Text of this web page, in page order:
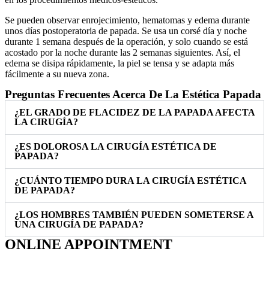
Se pueden observar enrojecimiento, hematomas y edema durante
unos días postoperatoria de papada. Se usa un corsé día y noche
durante 1 semana después de la operación, y solo cuando se está
acostado por la noche durante las 2 semanas siguientes. Así, el
edema se disipa rápidamente, la piel se tensa y se adapta más
fácilmente a su nueva zona.
Preguntas Frecuentes Acerca De La Estética Papada
¿EL GRADO DE FLACIDEZ DE LA PAPADA AFECTA
LA CIRUGÍA?
¿ES DOLOROSA LA CIRUGÍA ESTÉTICA DE
PAPADA?
¿CUÁNTO TIEMPO DURA LA CIRUGÍA ESTÉTICA
DE PAPADA?
¿LOS HOMBRES TAMBIÉN PUEDEN SOMETERSE A
UNA CIRUGÍA DE PAPADA?
ONLINE APPOINTMENT